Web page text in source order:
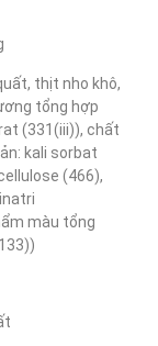
thịt nho khô,
tổng hợp
(331(iii)), chất
kali sorbat
(466),
màu tổng